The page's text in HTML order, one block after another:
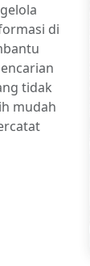
di
tidak
mudah